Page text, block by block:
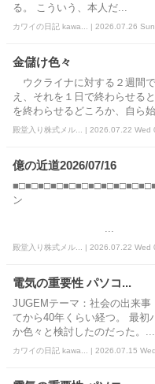
る。 こういう、本人だ...
カワイの日記 kawa... | 2026.07.26
金儲け色々
ウクライナに対する２週間
え、それを１日で終わらせる
を終わらせるどころか、自ら
殿堂入り株式メル... | 2026.07.22 Wed
億の近道2026/07/16
ン
イ意 の
殿堂入り株式メル... | 2026.07.22 Wed
電気の重要性 パソコ...
JUGEMテーマ：社会の出来
てから40年くらい経つ。 最初
か色々と検討したのだった。...
カワイの日記 kawa... | 2026.07.15